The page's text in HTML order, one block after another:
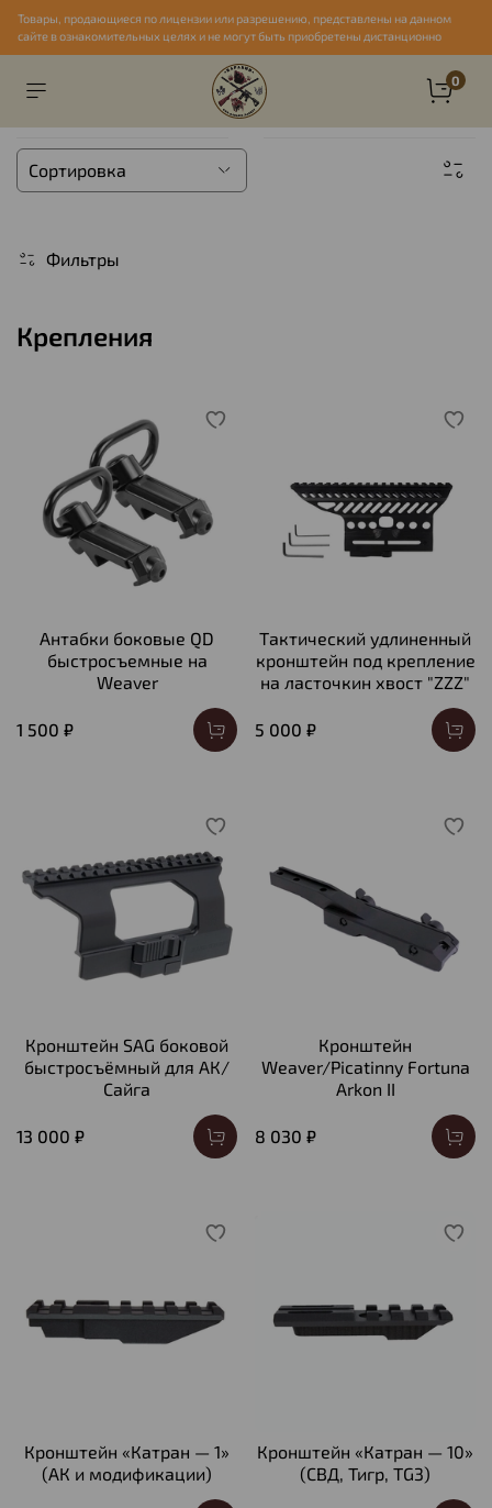
Товары, продающиеся по лицензии или разрешению, представлены на данном
сайте в ознакомительных целях и не могут быть приобретены дистанционно
0
Фильтры
Крепления
Антабки боковые QD
быстросъемные на
Weaver
1 500 ₽
Тактический удлиненный
кронштейн под крепление
на ласточкин хвост "ZZZ"
5 000 ₽
Кронштейн SAG боковой
быстросъёмный для АК/
Сайга
13 000 ₽
Кронштейн
Weaver/Picatinny Fortuna
Arkon II
8 030 ₽
Кронштейн «Катран — 1»
(АК и модификации)
Кронштейн «Катран — 10»
(СВД, Тигр, TG3)